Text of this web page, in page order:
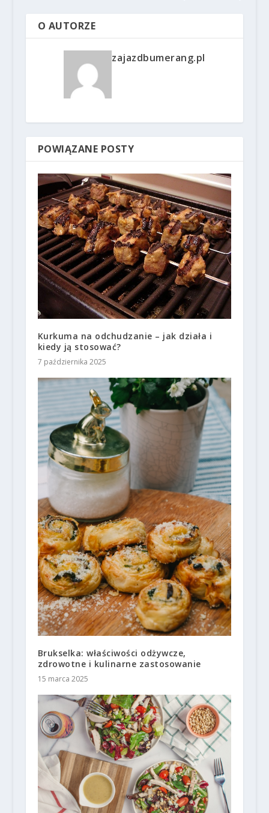
O AUTORZE
zajazdbumerang.pl
POWIĄZANE POSTY
Kurkuma na odchudzanie – jak działa i
kiedy ją stosować?
7 października 2025
Brukselka: właściwości odżywcze,
zdrowotne i kulinarne zastosowanie
15 marca 2025